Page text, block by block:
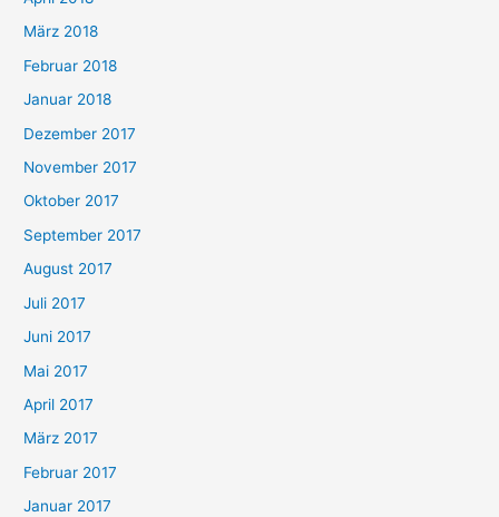
März 2018
Februar 2018
Januar 2018
Dezember 2017
November 2017
Oktober 2017
September 2017
August 2017
Juli 2017
Juni 2017
Mai 2017
April 2017
März 2017
Februar 2017
Januar 2017